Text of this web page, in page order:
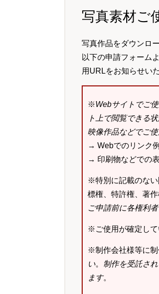
写真素材ご
写真作品をダウンロ
以下の申請フォーム
用URLをお知らせい
※Webサイトでご
ト上で閲覧できる
映像作品などでご
→ Webでのリンク
→ 印刷物などでの
※特別に記載のない
標権、特許権、著
ご申請前に各権利
※ご使用が確定して
※制作会社様等に制
い。 制作を受託さ
ます。